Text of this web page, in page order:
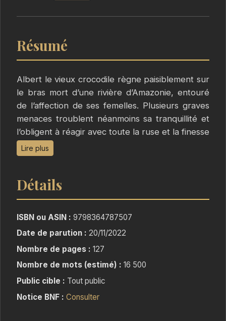
Résumé
Albert le vieux crocodile règne paisiblement sur
le bras mort d’une rivière d’Amazonie, entouré
de l’affection de ses femelles. Plusieurs graves
menaces troublent néanmoins sa tranquillité et
l’obligent à réagir avec toute la ruse et la finesse
dont il sait faire preuve. Entre le défi que lui
lance le fils de sa favorite et la révolte des
royaume, il aura fort à faire pour que le calme
et l'ordre reviennent en son domaine.
Lire plus
Détails
ISBN ou ASIN : 9798364787507
Date de parution : 20/11/2022
Nombre de pages : 127
Nombre de mots (estimé) : 16 500
Public cible : Tout public
Notice BNF : Consulter